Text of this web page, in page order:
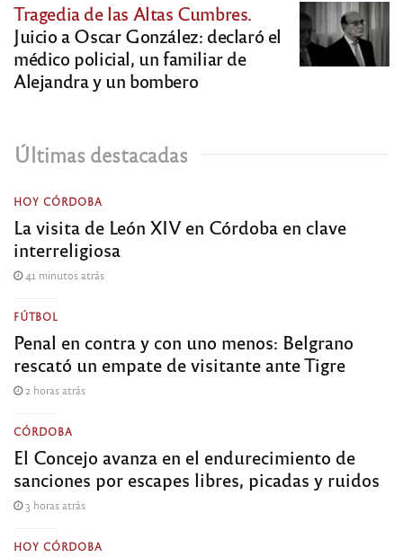
Tragedia de las Altas Cumbres.
Juicio a Oscar González: declaró el
médico policial, un familiar de
Alejandra y un bombero
Últimas destacadas
HOY CÓRDOBA
La visita de León XIV en Córdoba en clave
interreligiosa
41 minutos atrás
FÚTBOL
Penal en contra y con uno menos: Belgrano
rescató un empate de visitante ante Tigre
2 horas atrás
CÓRDOBA
El Concejo avanza en el endurecimiento de
sanciones por escapes libres, picadas y ruidos
3 horas atrás
HOY CÓRDOBA